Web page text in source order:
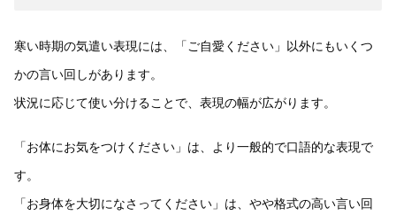
寒い時期の気遣い表現には、「ご自愛ください」以外にもいくつ
かの言い回しがあります。
状況に応じて使い分けることで、表現の幅が広がります。
「お体にお気をつけください」は、より一般的で口語的な表現で
す。
「お身体を大切になさってください」は、やや格式の高い言い回